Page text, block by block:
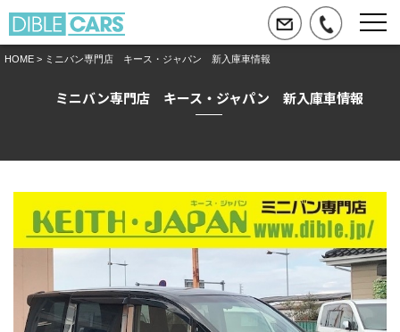
HOME > ミニバン専門店 キース・ジャパン 新入庫車情報
ミニバン専門店 キース・ジャパン 新入庫車情報